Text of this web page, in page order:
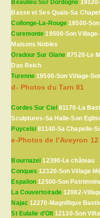
Beaulieu Sur Dordogne
Basse et Ses Quais-Sa
Collonge-La-Rouge 19500-
Curemonte 19500-Son
Maisons Nobles
Oradour Sur Glane 87520-Le
Das Reich
Turenne 19500-Son Village-
d- Photos du Tarn 81
Cordes Sur Ciel 81170-La
Sculptures-Sa Halle-Son
Puycelsi 81140-Sa Chapelle-
e-Photos de l’Aveyron 12
Bournazel 12390-Le château
Conques 12320-Son Village
Espalion 12500-Son
La Couvertoirade 12082-
Najac12270-Magnifique
St Eulalie d’Olt 12130-Son